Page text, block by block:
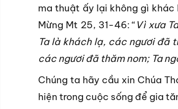
ma thuật ấy lại không gì
Mừng Mt 25, 31-46: “ Vì xưa
Ta là khách lạ, các ngươi đã
các ngươi đã thăm nom; Ta
Chúng ta hãy cầu xin Chúa
hiện trong cuộc sống để gia